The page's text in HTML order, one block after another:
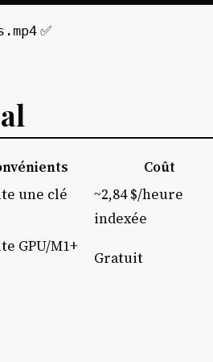
✅
Coût
une clé
~2,84 $/heure
indexée
GPU/M1+
Gratuit